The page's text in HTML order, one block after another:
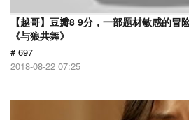
【越哥】豆瓣8 9分，一部题材敏感的冒
《与狼共舞》
# 697
2018-08-22 07:25